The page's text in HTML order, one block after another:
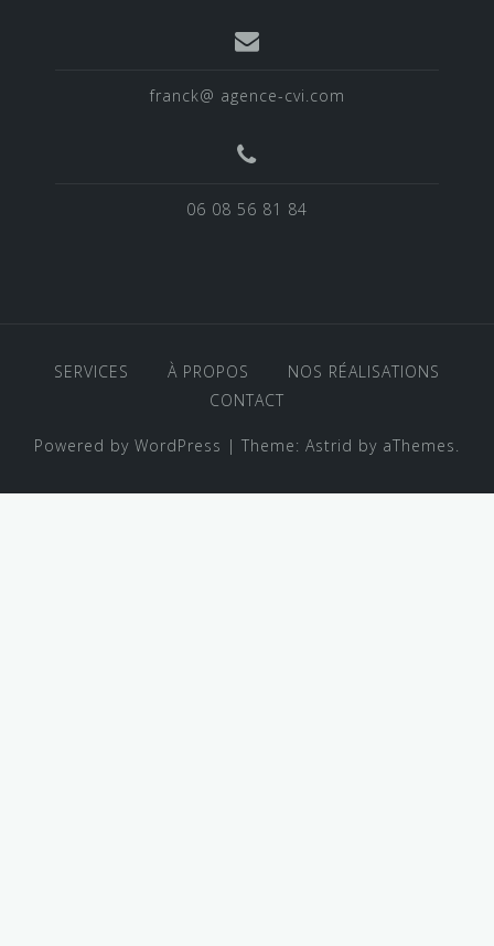
franck@ agence-cvi.com
06 08 56 81 84
SERVICES À PROPOS
NOS RÉALISATIONS
CONTACT
Powered by WordPress | Theme: Astrid by aThemes.